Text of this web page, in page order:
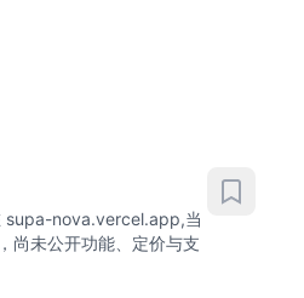
supa-nova.vercel.app,当
尚未公开功能、定价与支